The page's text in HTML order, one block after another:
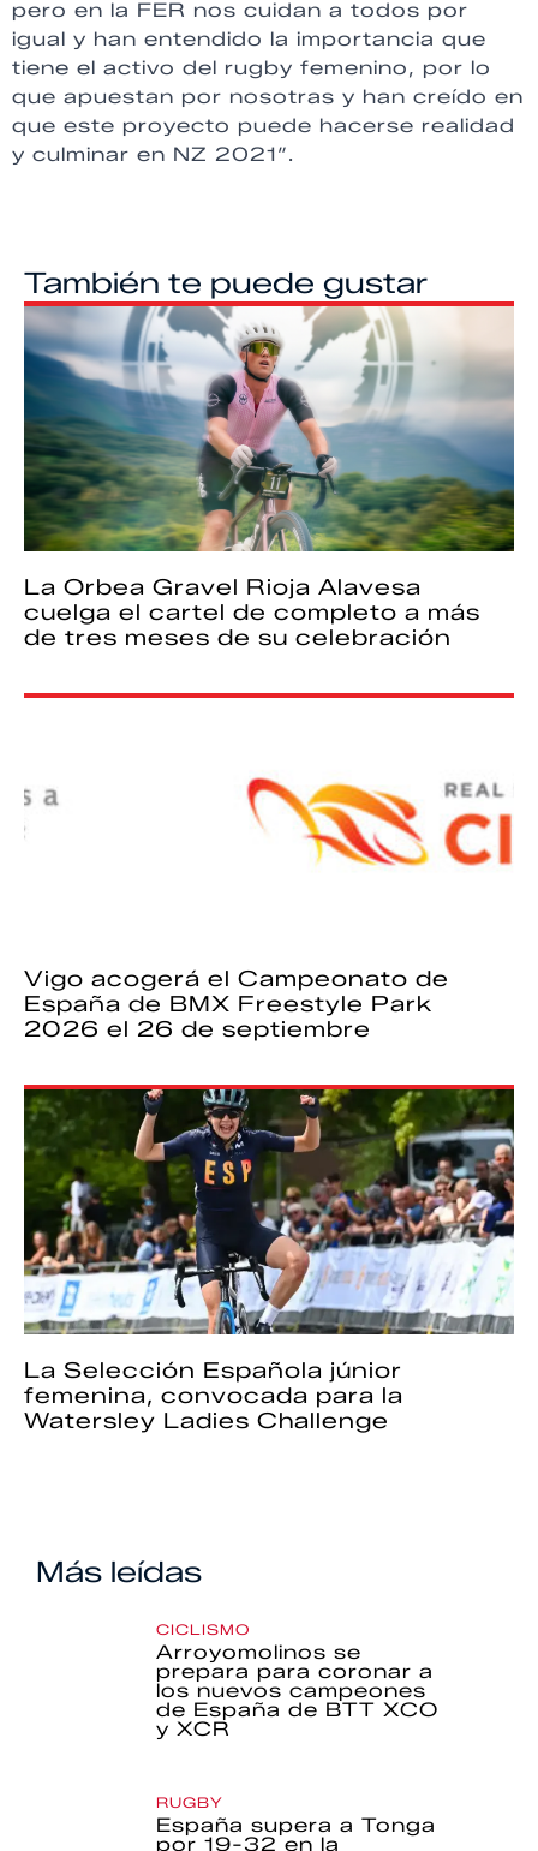
pero en la FER nos cuidan a todos por
igual y han entendido la importancia que
tiene el activo del rugby femenino, por lo
que apuestan por nosotras y han creído en
que este proyecto puede hacerse realidad
y culminar en NZ 2021″.
También te puede gustar
La Orbea Gravel Rioja Alavesa
cuelga el cartel de completo a más
de tres meses de su celebración
Vigo acogerá el Campeonato de
España de BMX Freestyle Park
2026 el 26 de septiembre
La Selección Española júnior
femenina, convocada para la
Watersley Ladies Challenge
Más leídas
CICLISMO
Arroyomolinos se
prepara para coronar a
los nuevos campeones
de España de BTT XCO
y XCR
RUGBY
España supera a Tonga
por 19-32 en la